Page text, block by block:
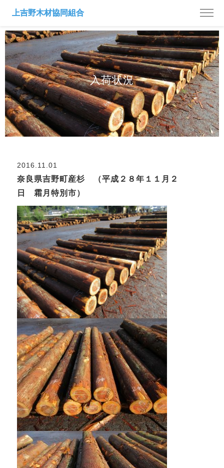
入荷状況
2016.11.01
奈良県吉野町産杉 （平成２８年１１月２
日 霜月特別市）